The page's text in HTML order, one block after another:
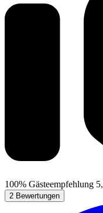
100% Gästeempfehlung
2 Bewertungen